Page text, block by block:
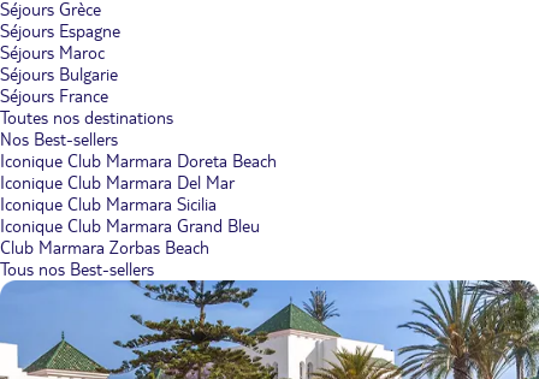
Séjours Grèce
Séjours Espagne
Séjours Maroc
Séjours Bulgarie
Séjours France
Toutes nos destinations
Nos Best-sellers
Iconique Club Marmara Doreta Beach
Iconique Club Marmara Del Mar
Iconique Club Marmara Sicilia
Iconique Club Marmara Grand Bleu
Club Marmara Zorbas Beach
Tous nos Best-sellers